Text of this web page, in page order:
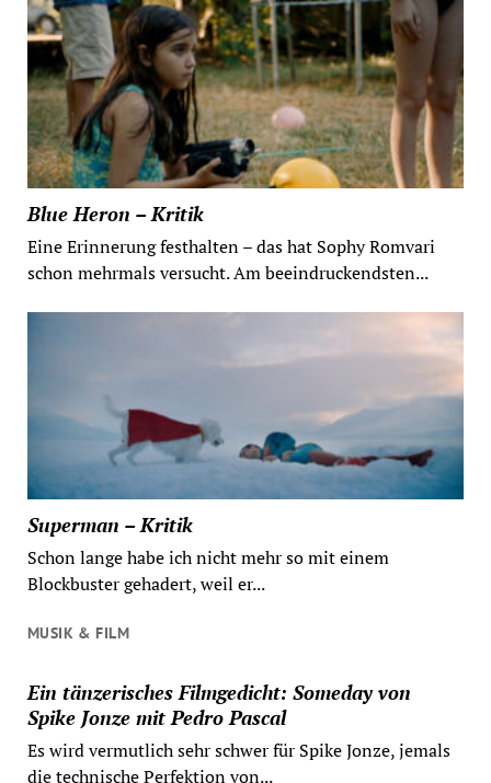
Blue Heron – Kritik
Eine Erinnerung festhalten – das hat Sophy Romvari
schon mehrmals versucht. Am beeindruckendsten...
Superman – Kritik
Schon lange habe ich nicht mehr so mit einem
Blockbuster gehadert, weil er...
MUSIK & FILM
Ein tänzerisches Filmgedicht: Someday von
Spike Jonze mit Pedro Pascal
Es wird vermutlich sehr schwer für Spike Jonze, jemals
die technische Perfektion von...